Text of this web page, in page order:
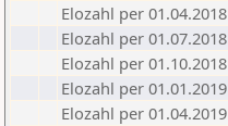
Elozahl per 01.04.2018
Elozahl per 01.07.2018
Elozahl per 01.10.2018
Elozahl per 01.01.2019
Elozahl per 01.04.2019